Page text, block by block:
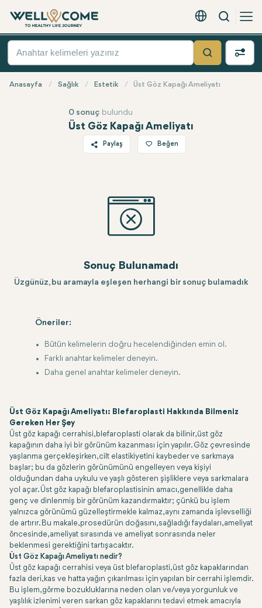
Türkçe - EUR
Arama
Hızlı
Ara
Anasayfa Sağlık Estetik Üst Göz Kapağı Ameliyatı
Üst Göz Kapağı Ameliyatı
0 sonuç bulundu
Paylaş
WhatsApp
Beğen
Sonuç Bulunamadı
Üzgünüz, bu aramayla eşleşen herhangi bir sonuç bulamadık
Öneriler:
Bütün kelimelerin doğru hecelendiğinden emin ol.
Farklı anahtar kelimeler deneyin.
Daha genel anahtar kelimeler deneyin.
Üst Göz Kapağı Ameliyatı: Blefaroplasti Hakkında Bilmeniz
Gereken Her Şey
Üst göz kapağı cerrahisi, blefaroplasti olarak da bilinir, üst göz
kapağının daha iyi bir görünüm kazanması için yapılır. Göz çevresinde
yaşlanma gerçekleşirken, cilt elastikiyetini kaybeder ve sarkmaya
başlar; bu da gözlerin görünümünü engelleyen veya kişiyi
olduğundan daha uykulu ve yaşlı gösteren şişliklere veya sarkmalara
yol açar. Üst göz kapağı blefaroplastisinin amacı, genellikle daha
genç ve dinlenmiş bir görünüm kazandırmaktır; çünkü bu işlem
yalnızca görünümü güzelleştirmekle kalmaz, aynı zamanda işlevselliği
de artırır. Bu makale, prosedürün doğasını, sağladığı faydaları, ameliyat
öncesinde, ameliyat sırasında ve ameliyat sonrasında neler
beklenmesi gerektiğini tartışacaktır.
Üst Göz Kapağı Ameliyatı nedir?
Üst göz kapağı cerrahisi veya üst blefaroplasti, üst göz kapaklarından
fazla deri, kas ve hatta yağın çıkarılması için yapılan bir cerrahi işlemdir.
Bu işlem, görme bozukluklarına neden olan ve/veya yorgunluk ve
yaşlılık izlenimi veren sarkan göz kapaklarını tedavi etmek amacıyla